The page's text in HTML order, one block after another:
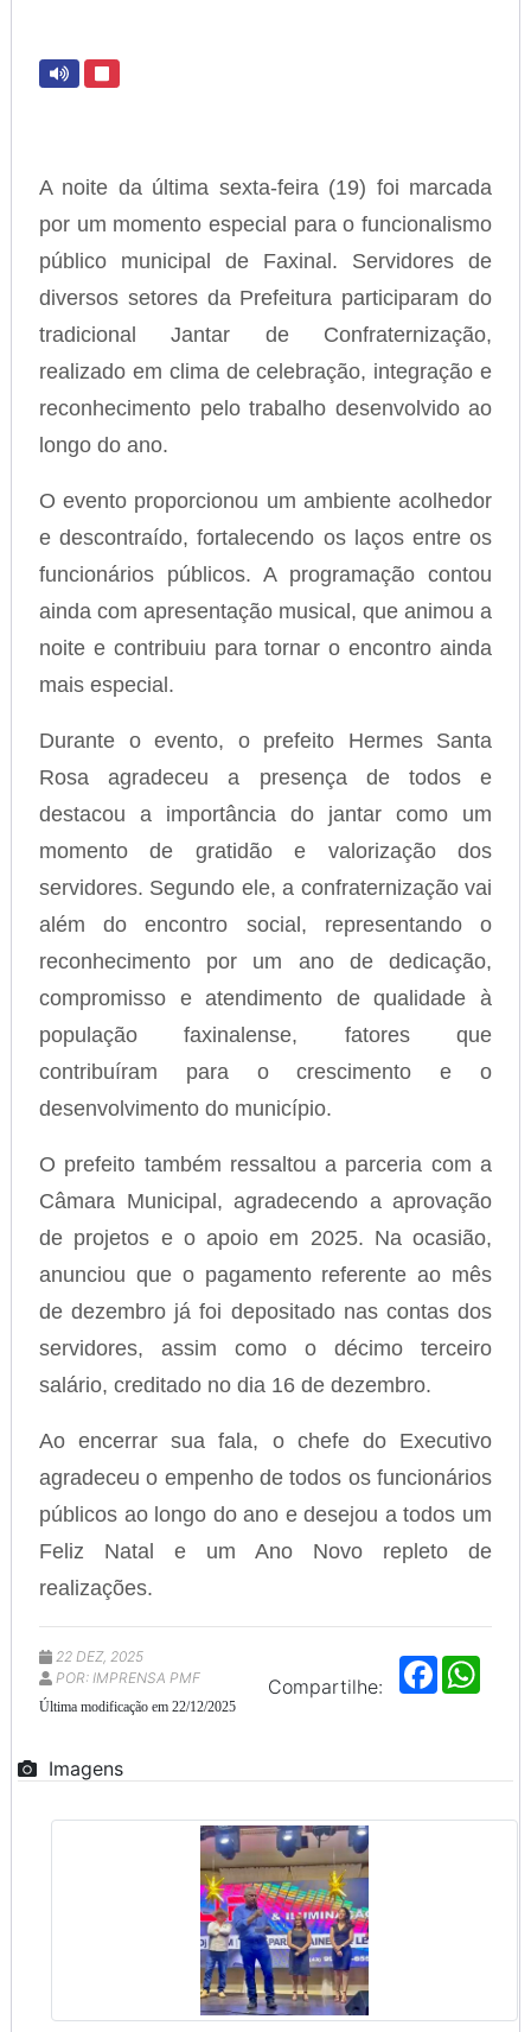
A noite da última sexta-feira (19) foi marcada
por um momento especial para o funcionalismo
público municipal de Faxinal. Servidores de
diversos setores da Prefeitura participaram do
tradicional Jantar de Confraternização,
realizado em clima de celebração, integração e
reconhecimento pelo trabalho desenvolvido ao
longo do ano.
O evento proporcionou um ambiente acolhedor
e descontraído, fortalecendo os laços entre os
funcionários públicos. A programação contou
ainda com apresentação musical, que animou a
noite e contribuiu para tornar o encontro ainda
mais especial.
Durante o evento, o prefeito Hermes Santa
Rosa agradeceu a presença de todos e
destacou a importância do jantar como um
momento de gratidão e valorização dos
servidores. Segundo ele, a confraternização vai
além do encontro social, representando o
reconhecimento por um ano de dedicação,
compromisso e atendimento de qualidade à
população faxinalense, fatores que
contribuíram para o crescimento e o
desenvolvimento do município.
O prefeito também ressaltou a parceria com a
Câmara Municipal, agradecendo a aprovação
de projetos e o apoio em 2025. Na ocasião,
anunciou que o pagamento referente ao mês
de dezembro já foi depositado nas contas dos
servidores, assim como o décimo terceiro
salário, creditado no dia 16 de dezembro.
Ao encerrar sua fala, o chefe do Executivo
agradeceu o empenho de todos os funcionários
públicos ao longo do ano e desejou a todos um
Feliz Natal e um Ano Novo repleto de
realizações.
Compartilhe:
F
a
o
p
22 DEZ, 2025
POR: IMPRENSA PMF
Última modificação em 22/12/2025
Imagens